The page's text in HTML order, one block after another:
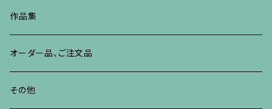
ブレスレット、バングル、その他
ブレスレット、その他
リング
ネックレス、ペンダント
リング
ブレスレット、バングル
イヤリング、ピアス
ネックレス、ペンダント
リング
作品集
オーダー品、ご注文品
その他